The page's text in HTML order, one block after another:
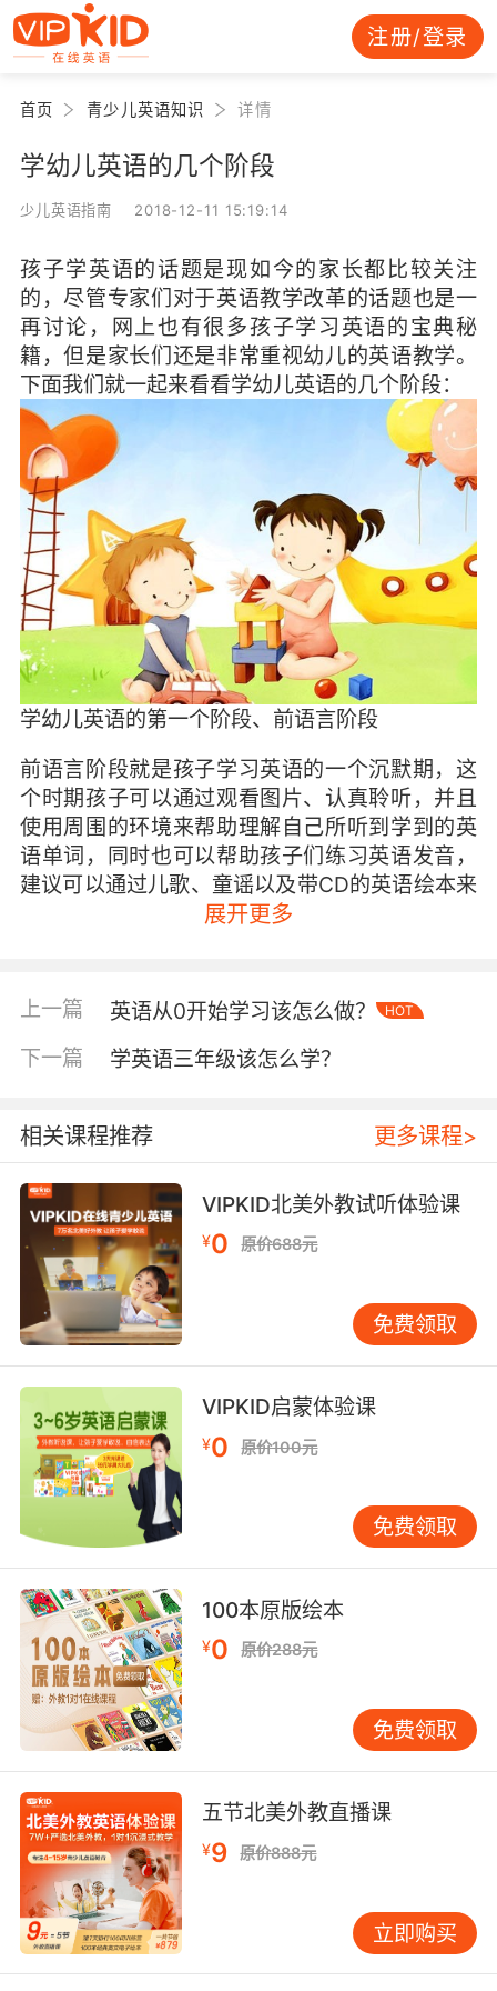
注册/登录
首页 青少儿英语知识 详情
学幼儿英语的几个阶段
少儿英语指南 2018-12-11 15:19:14
孩子学英语的话题是现如今的家长都比较关注
的，尽管专家们对于英语教学改革的话题也是一
再讨论，网上也有很多孩子学习英语的宝典秘
籍，但是家长们还是非常重视幼儿的英语教学。
下面我们就一起来看看学幼儿英语的几个阶段：
学幼儿英语的第一个阶段、前语言阶段
前语言阶段就是孩子学习英语的一个沉默期，这
个时期孩子可以通过观看图片、认真聆听，并且
使用周围的环境来帮助理解自己所听到学到的英
语单词，同时也可以帮助孩子们练习英语发音，
建议可以通过儿歌、童谣以及带CD的英语绘本来
这个阶段的孩子虽然尚未掌握有效的学习方法，
但是在使用的时候可能也会比较容易犯一些语法
错误。不过他们已经牢记了英语单词和句子了，
social speech) 英语单词和短句与他人交流。那
么这个阶段学习的重点就是继续保持，并且也需
要家长和老师的不断鼓励。
学幼儿英语的第三个阶段、语言形成阶段
这个阶段的孩子已经可以使用简单的英语与他人
进行交流了，并且孩子的英语理解能力已经远远
超过了他们的表达能力。尽管这个时期的孩子也
会常犯一些语法上的错误，但是他们也会试着及
时去纠正自己的错误。孩子的英语能力得到了大
幅度的提高，那么就可以开始进行英语的“读”和
“写”了。
学幼儿英语的第四个阶段、中级流利阶段
们可以用更为复杂的句子来表达自己的意见和想
法。而这个阶段也是孩子英语学习的一个关键时
期，那么多多使用英语来进行思考更能帮助孩子
练好口语。
以上就是学幼儿英语的四个阶段，当然想要达到
精通英语的程度还需要不断的学习和练习，无论
展开更多
上一篇 英语从0开始学习该怎么做？ HOT
下一篇 学英语三年级该怎么学？
相关课程推荐 更多课程>
VIPKID北美外教试听体验课
¥0 原价688元
免费领取
VIPKID启蒙体验课
¥0 原价100元
免费领取
100本原版绘本
¥0 原价288元
免费领取
五节北美外教直播课
¥9 原价888元
立即购买